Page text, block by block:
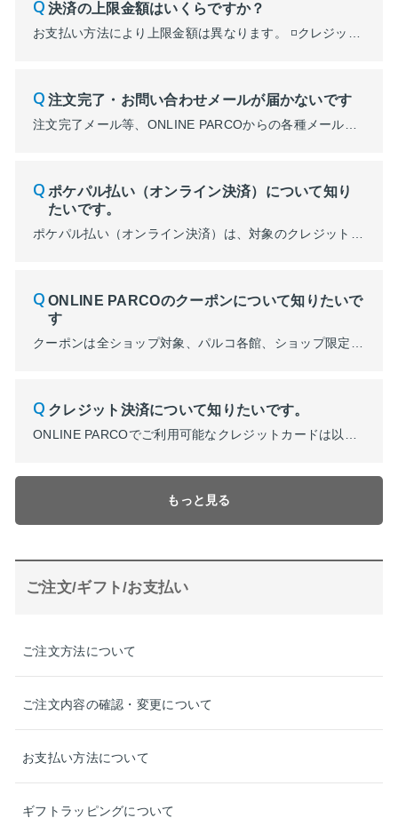
決済の上限金額はいくらですか？
注文完了・お問い合わせメールが届かないです
ポケパル払い（オンライン決済）について知り
たいです。
ONLINE PARCOのクーポンについて知りたいで
す
クレジット決済について知りたいです。
もっと見る
ご注文/ギフト/お支払い
ご注文方法について
ご注文内容の確認・変更について
お支払い方法について
ギフトラッピングについて